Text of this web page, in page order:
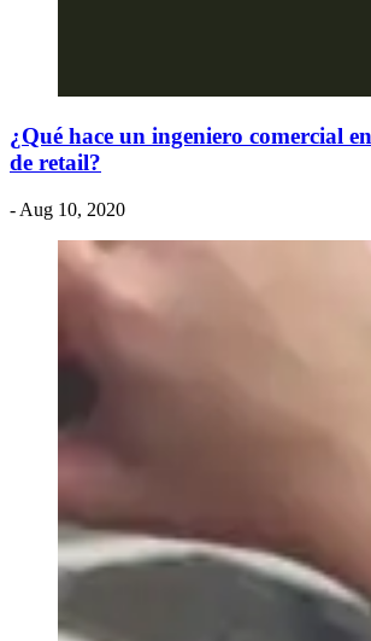
¿Qué hace un ingeniero comercial
de retail?
- Aug 10, 2020